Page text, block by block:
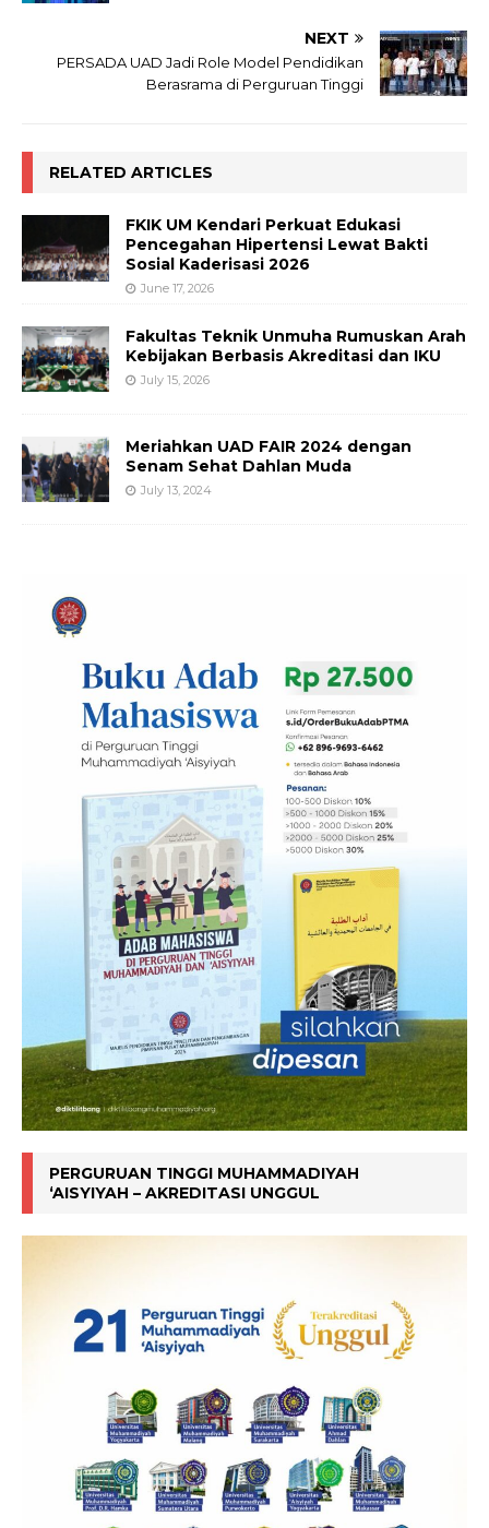
NEXT
PERSADA UAD Jadi Role Model Pendidikan
Berasrama di Perguruan Tinggi
RELATED ARTICLES
FKIK UM Kendari Perkuat Edukasi
Pencegahan Hipertensi Lewat Bakti
Sosial Kaderisasi 2026
June 17, 2026
Fakultas Teknik Unmuha Rumuskan Arah
Kebijakan Berbasis Akreditasi dan IKU
July 15, 2026
Meriahkan UAD FAIR 2024 dengan
Senam Sehat Dahlan Muda
July 13, 2024
PERGURUAN TINGGI MUHAMMADIYAH
‘AISYIYAH – AKREDITASI UNGGUL